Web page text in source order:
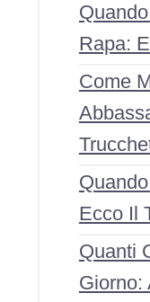
Rapa:
Come
Ecco Il
Quanti
Giorno: